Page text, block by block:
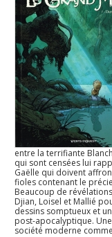
entre la terrifiante
qui sont censées lui
Gaëlle qui doivent
fioles contenant le
Beaucoup de
Djian, Loisel et Mallié
dessins somptueux et
post-apocalyptique.
société moderne